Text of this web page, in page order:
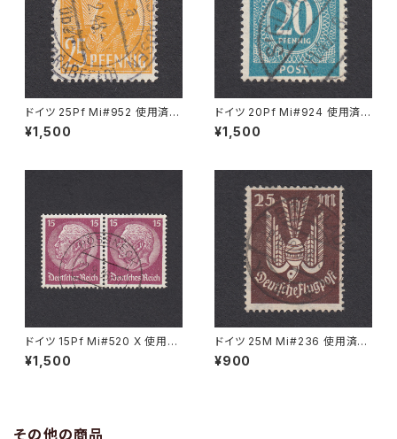
ドイツ 25Pf Mi#952 使用済み
切手｜MERKERSHAUSEN 14.
2.1948
¥1,500
ドイツ 20Pf Mi#924 使用済み
切手｜SIGLINGEN 7.11.1947
¥1,500
ドイツ 15Pf Mi#520 X 使用済
み切手｜PÖSSNECK 22.9.19
36
¥1,500
ドイツ 25M Mi#236 使用済み
切手｜BRESLAU 8.6.1923
¥900
その他の商品